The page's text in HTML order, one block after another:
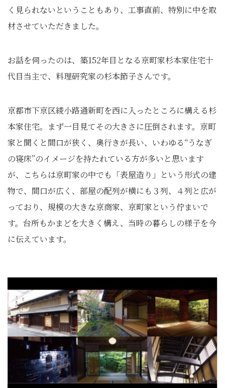
く見られないということもあり、工事直前、特別に中を取
材させていただきました。
お話を伺ったのは、築152年目となる京町家杉本家住宅十
代目当主で、料理研究家の杉本節子さんです。
京都市下京区綾小路通新町を西に入ったところに構える杉
本家住宅。まず一目見てその大きさに圧倒されます。京町
家と聞くと間口が狭く、奥行きが長い、いわゆる“うなぎ
の寝床”のイメージを持たれている方が多いと思います
が、こちらは京町家の中でも「表屋造り」という形式の建
物で、間口が広く、部屋の配列が横にも３列、４列と広が
っており、規模の大きな京商家、京町家という佇まいで
す。台所もかまどを大きく構え、当時の暮らしの様子を今
に伝えています。